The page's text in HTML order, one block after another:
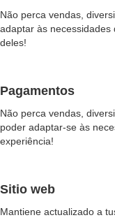
Não perca vendas,
adaptar às necessidades
deles!
Pagamentos
Não perca vendas,
poder adaptar-se às
experiência!
Sitio web
Mantiene actualizado a